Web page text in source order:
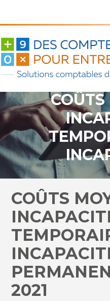
Aller
contenu
COÛTS
COÛTS
2021